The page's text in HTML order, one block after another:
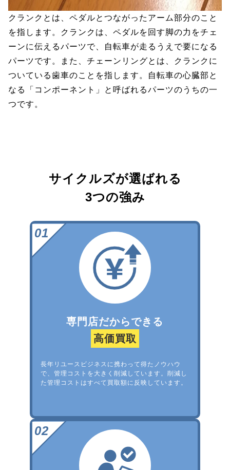
クランクとは、ペダルとつながったアーム部分のこと
を指します。クランクは、ペダルを回す脚の力をチェ
ーンに伝えるパーツで、自転車が走るうえで要になる
パーツです。また、チェーンリングとは、クランクに
ついている歯車のことを指します。自転車の心臓部と
なる「コンポーネント」と呼ばれるパーツのうちの一
つです。
サイクルズが選ばれる
3つの強み
専門店だからできる
高価買取
長年リユースビジネスに携わって得たノウハウ
で、管理コストを大きく削減しています。削減し
た管理コストはすべて買取額に反映しています。